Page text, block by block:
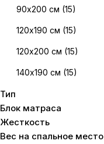
90х200 см (15)
120х190 см (15)
120х200 см (15)
140х190 см (15)
160х190 см
160х200 см(15 )
Тип
Блок матраса
Жесткость
Вес на cпальное место